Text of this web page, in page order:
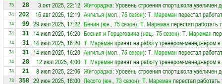
75 28 3 окт 2025, 22:12 Житораджа: Уровень строения спортшкола увеличен
74 202 15 авг 2025, 12:19 Ангилья (мол., 75 сезон): Т. Мареманперестал
74 99 29 июл 2025, 17:22 Бенин (юн., 75 сезон): Т. Мареманперестал
74 31 14 июл 2025, 16:20 Босния и Герцеговина (нац., 75 сезон): Т. Мареман
74 31 14 июл 2025, 16:20 Т. Мареманпринят на работу тренером-менеджером
74 31 14 июл 2025, 16:20 Ангилья (мол., 75 сезон): Т. Мареманперестал
74 28 12 июл 2025, 4:00 Т. Мареманпринят на работу тренером-менеджером
74 21 8 июл 2025, 22:06 Житораджа: Уровень строения спортшкола увеличен
73 358 29 июн 2025, 18:00 Лесото (юн., 73 сезон): Т. Мареманперестал